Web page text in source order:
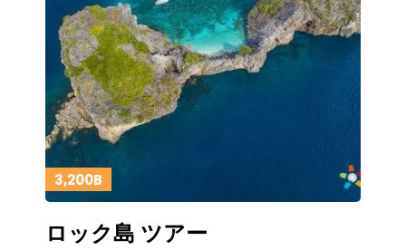
3,200B
ロック島 ツアー